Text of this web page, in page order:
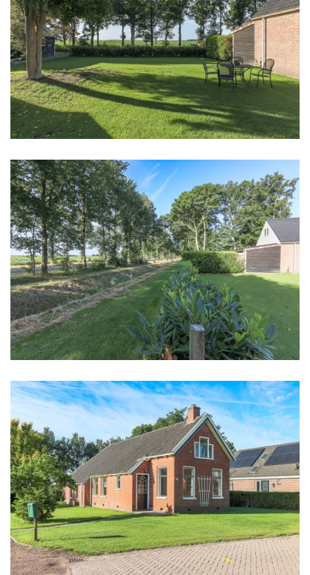
Inhoud
440 m
3
Indeling
Aantal kamers
6 kamers (4 slaapkamers)
Aantal woonlagen
2
Energie
Energielabel
G
Buitenruimte
Ligging
Vrij uitzicht, beschutte ligging
Tuin
Achtertuin, voortuin, zijtuin
Bergruimte